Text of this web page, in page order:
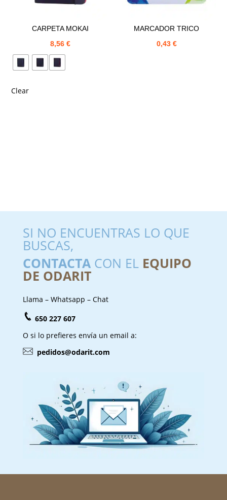
CARPETA MOKAI
8,56€
Clear
MARCADOR TRICO
0,43 €
SI NO ENCUENTRAS LO QUE
BUSCAS,
CONTACTACON EL EQUIPO
DE ODARIT
Llama – Whatsapp – Chat
650 227 607
O si lo prefieres envía un email a:
pedidos@odarit.com